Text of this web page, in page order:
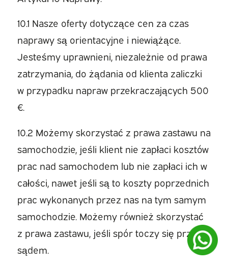
10.1 Nasze oferty dotyczące cen za czas
naprawy są orientacyjne i niewiążące.
Jesteśmy uprawnieni, niezależnie od prawa
zatrzymania, do żądania od klienta zaliczki
w przypadku napraw przekraczających 500
€.
10.2 Możemy skorzystać z prawa zastawu na
samochodzie, jeśli klient nie zapłaci kosztów
prac nad samochodem lub nie zapłaci ich w
całości, nawet jeśli są to koszty poprzednich
prac wykonanych przez nas na tym samym
samochodzie. Możemy również skorzystać
z prawa zastawu, jeśli spór toczy się przed
sądem.